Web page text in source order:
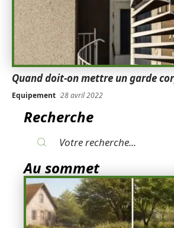
Quand doit-on mettre un garde
Equipement 28 avril 2022
Recherche
Au sommet